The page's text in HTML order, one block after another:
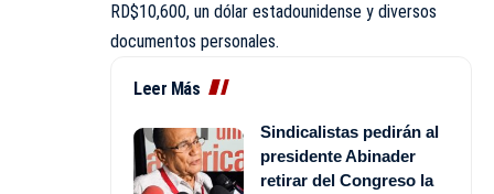
RD$10,600, un dólar estadounidense y diversos
documentos personales.
Leer Más
Sindicalistas pedirán al
presidente Abinader
retirar del Congreso la